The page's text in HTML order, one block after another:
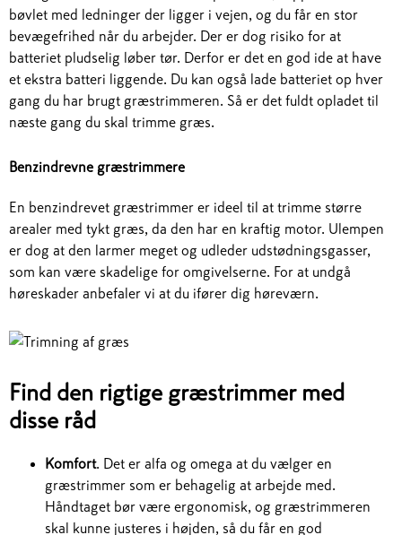
bøvlet med ledninger der ligger i vejen, og du får en stor
bevægefrihed når du arbejder. Der er dog risiko for at
batteriet pludselig løber tør. Derfor er det en god ide at have
et ekstra batteri liggende. Du kan også lade batteriet op hver
gang du har brugt græstrimmeren. Så er det fuldt opladet til
næste gang du skal trimme græs.
Benzindrevne græstrimmere
En benzindrevet græstrimmer er ideel til at trimme større
arealer med tykt græs, da den har en kraftig motor. Ulempen
er dog at den larmer meget og udleder udstødningsgasser,
som kan være skadelige for omgivelserne. For at undgå
høreskader anbefaler vi at du ifører dig høreværn.
Find den rigtige græstrimmer med
disse råd
Komfort. Det er alfa og omega at du vælger en
græstrimmer som er behagelig at arbejde med.
Håndtaget bør være ergonomisk, og græstrimmeren
skal kunne justeres i højden, så du får en god